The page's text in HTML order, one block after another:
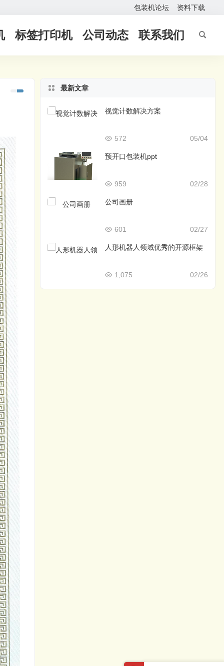
包装机论坛 资料下载
标签打印机 公司动态 联系我们
最新文章
视觉计数解决方案
05/04
572
预开口包装机ppt
02/28
959
公司画册
02/27
601
人形机器人领域优秀的开源框架
02/26
1,075